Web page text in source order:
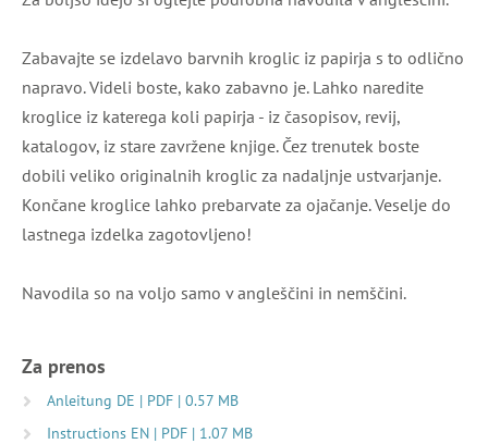
Zabavajte se izdelavo barvnih kroglic iz papirja s to odlično
napravo. Videli boste, kako zabavno je. Lahko naredite
kroglice iz katerega koli papirja - iz časopisov, revij,
katalogov, iz stare zavržene knjige. Čez trenutek boste
dobili veliko originalnih kroglic za nadaljnje ustvarjanje.
Končane kroglice lahko prebarvate za ojačanje. Veselje do
lastnega izdelka zagotovljeno!
Navodila so na voljo samo v angleščini in nemščini.
Za prenos
Anleitung DE | PDF | 0.57 MB
Instructions EN | PDF | 1.07 MB